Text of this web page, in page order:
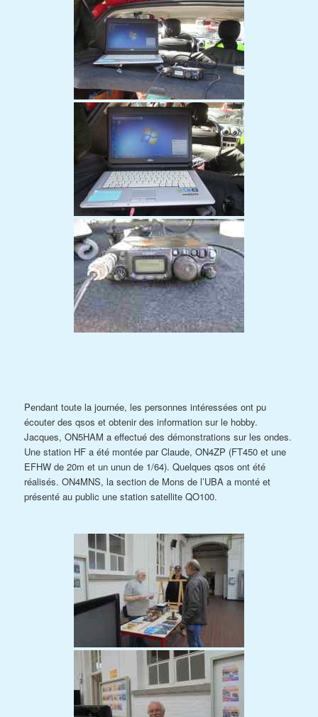
Pendant toute la journée, les personnes intéressées ont pu
écouter des qsos et obtenir des information sur le hobby.
Jacques, ON5HAM a effectué des démonstrations sur les ondes.
Une station HF a été montée par Claude, ON4ZP (FT450 et une
EFHW de 20m et un unun de 1/64). Quelques qsos ont été
réalisés. ON4MNS, la section de Mons de l’UBA a monté et
présenté au public une station satellite QO100.